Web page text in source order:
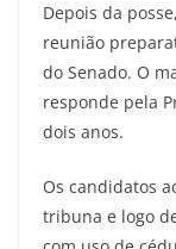
Depois da
reunião
do Senado. O
responde pela
dois anos.
Os candidatos
tribuna e logo